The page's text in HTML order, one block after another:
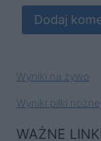
Wyniki na żywo
Wyniki piłki nożnej
WAŻNE LINKI